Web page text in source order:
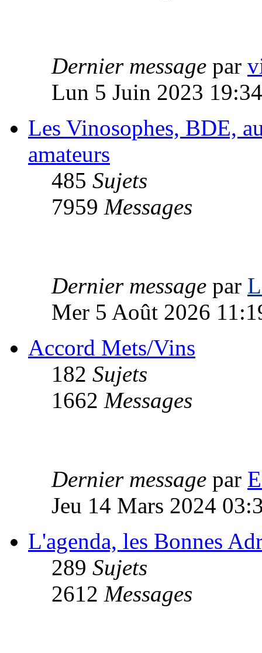
Dernier message par
Lun 5 Juin 2023 19:34
Les Vinosophes, BDE,
amateurs
485 Sujets
7959 Messages
Dernier message par
Mer 5 Août 2026
Accord Mets/Vins
182 Sujets
1662 Messages
Dernier message par
Jeu 14 Mars 2024
L'agenda, les Bonnes
289 Sujets
2612 Messages